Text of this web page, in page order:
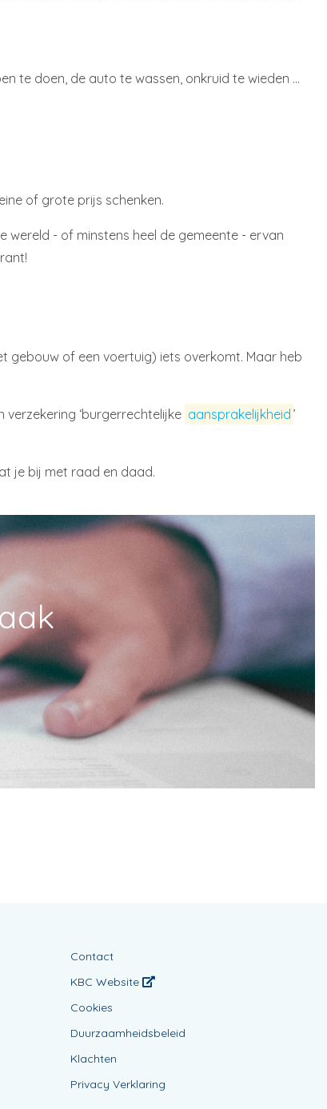
te doen, de auto te wassen, onkruid te wieden ...
of grote prijs schenken.
- of minstens heel de gemeente - ervan
gebouw of een voertuig) iets overkomt. Maar heb
‘burgerrechtelijke aansprakelijkheid ’
je bij met raad en daad.
Contact
KBC Website
Cookies
Duurzaamheidsbeleid
Klachten
Privacy Verklaring